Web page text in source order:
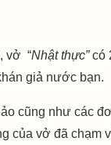
vở “Nhật thực”có
giả nước bạn.
cũng như các
của vở đã chạm